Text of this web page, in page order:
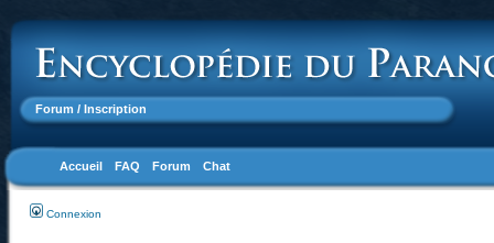
Forum / Inscription
Accueil FAQ Forum Chat
Connexion